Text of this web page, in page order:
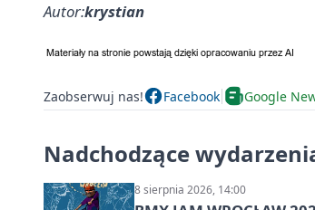
Autor:krystian
Zaobserwuj nas! Facebook Google
Nadchodzące
8 sierpnia 2026, 14:00